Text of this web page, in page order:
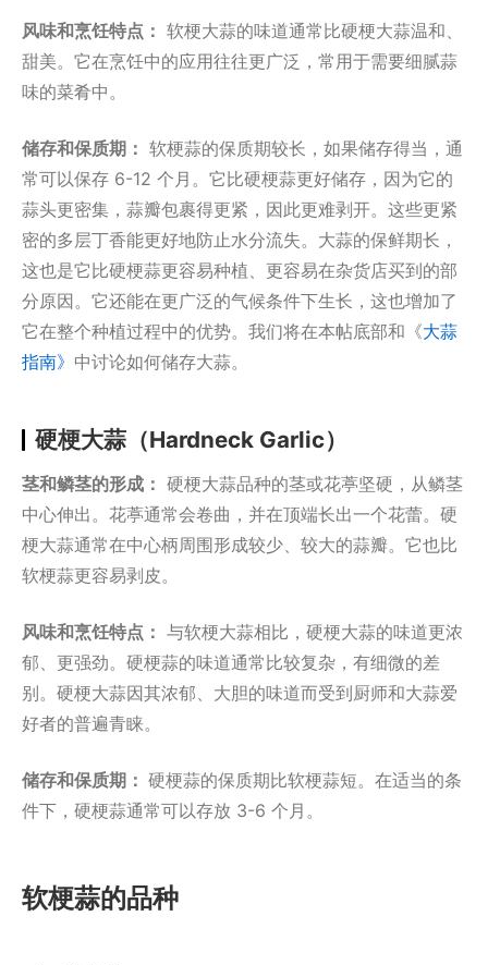
风味和烹饪特点： 软梗大蒜的味道通常比硬梗大蒜温和、
甜美。它在烹饪中的应用往往更广泛，常用于需要细腻蒜
味的菜肴中。
储存和保质期： 软梗蒜的保质期较长，如果储存得当，通
常可以保存 6-12 个月。它比硬梗蒜更好储存，因为它的
蒜头更密集，蒜瓣包裹得更紧，因此更难剥开。这些更紧
密的多层丁香能更好地防止水分流失。大蒜的保鲜期长，
这也是它比硬梗蒜更容易种植、更容易在杂货店买到的部
分原因。它还能在更广泛的气候条件下生长，这也增加了
它在整个种植过程中的优势。我们将在本帖底部和《大蒜
指南》 中讨论如何储存大蒜。
硬梗大蒜（Hardneck Garlic）
茎和鳞茎的形成： 硬梗大蒜品种的茎或花葶坚硬，从鳞茎
中心伸出。花葶通常会卷曲，并在顶端长出一个花蕾。硬
梗大蒜通常在中心柄周围形成较少、较大的蒜瓣。它也比
软梗蒜更容易剥皮。
风味和烹饪特点： 与软梗大蒜相比，硬梗大蒜的味道更浓
郁、更强劲。硬梗蒜的味道通常比较复杂，有细微的差
别。硬梗大蒜因其浓郁、大胆的味道而受到厨师和大蒜爱
好者的普遍青睐。
储存和保质期： 硬梗蒜的保质期比软梗蒜短。在适当的条
件下，硬梗蒜通常可以存放 3-6 个月。
软梗蒜的品种